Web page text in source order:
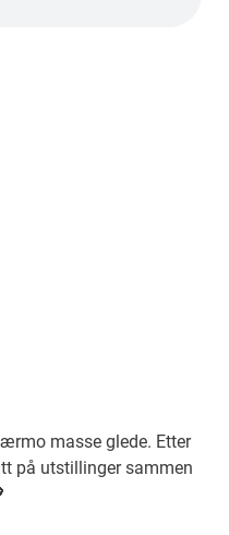
masse glede. Etter
på utstillinger sammen